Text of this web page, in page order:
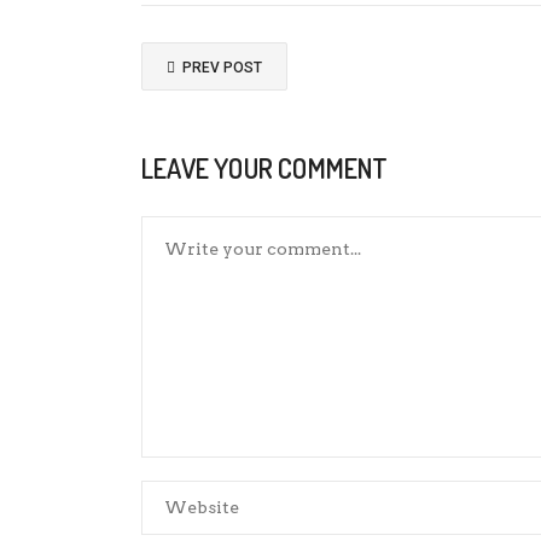
PREV POST
LEAVE YOUR COMMENT